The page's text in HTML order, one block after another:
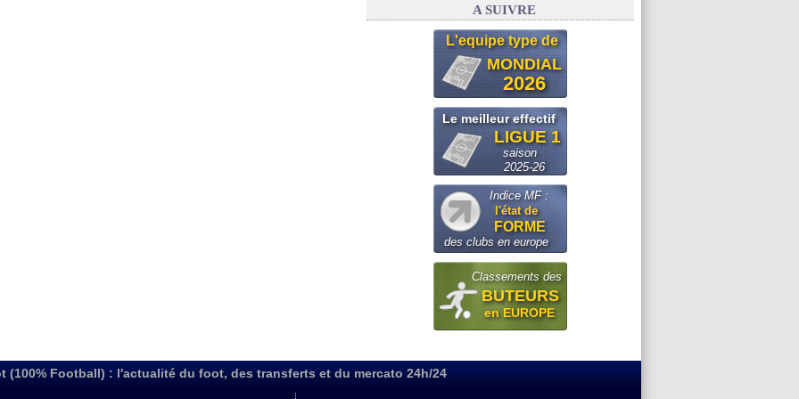
A SUIVRE
L'equipe type de
MONDIAL
2026
Le meilleur effectif
LIGUE 1
saison
2025-26
Indice MF :
l'état de
FORME
des clubs en europe
Classements des
BUTEURS
en EUROPE
(100% Football) : l'actualité du foot, des transferts et du mercato 24h/24